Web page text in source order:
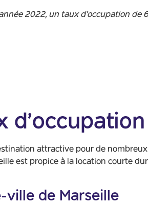
2022, un taux d’occupation de
attractive pour de
est propice à la location courte
ville de Marseille